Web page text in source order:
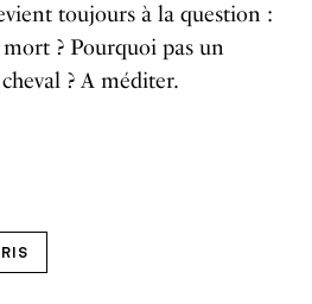
toujours à la question :
? Pourquoi pas un
? A méditer.